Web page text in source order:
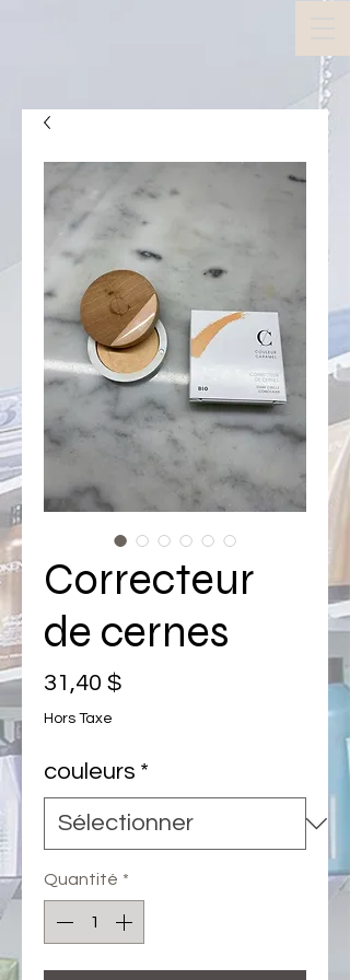
Correcteur
de cernes
31,40 $
Hors Taxe
couleurs *
Quantité *